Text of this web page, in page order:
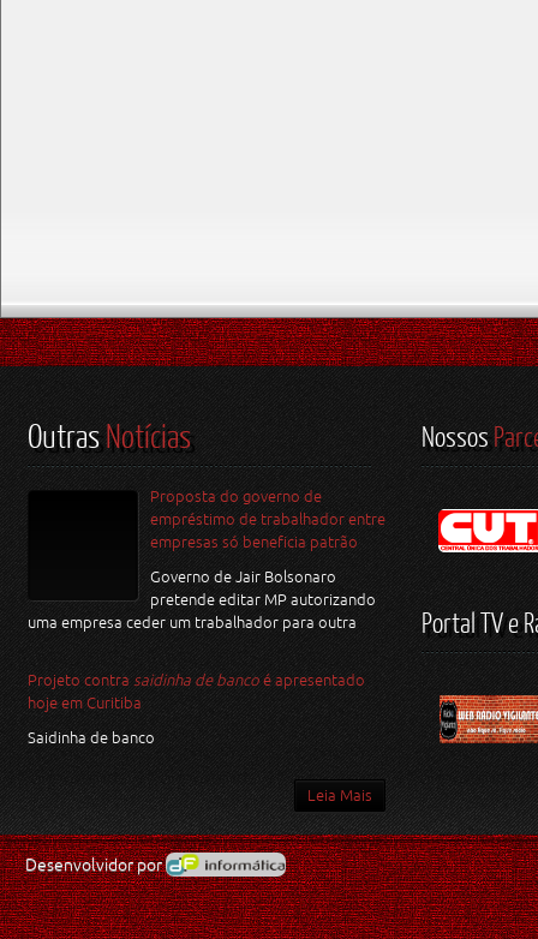
OutrasNotícias
Proposta do governo de
empréstimo de trabalhador entre
empresas só beneficia patrão
Governo de Jair Bolsonaro
pretende editar MP autorizando
uma empresa ceder um trabalhador para outra
Projeto contrasaidinha de bancoé apresentado
hoje em Curitiba
Saidinha de banco
Leia Mais
Nossos
Portal TV e
Desenvolvidor por